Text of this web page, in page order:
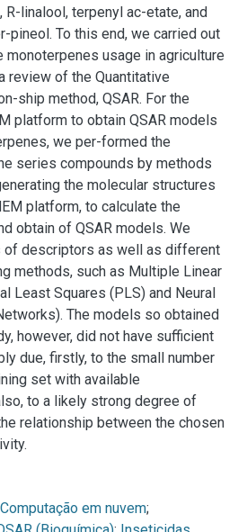
linalool, terpenyl ac-etate, and
pineol. To this end, we carried out
monoterpenes usage in agriculture
review of the Quantitative
ship method, QSAR. For the
platform to obtain QSAR models
we per-formed the
series compounds by methods
the molecular structures
platform, to calculate the
obtain of QSAR models. We
descriptors as well as different
methods, such as Multiple Linear
Least Squares (PLS) and Neural
The models so obtained
however, did not have sufficient
due, firstly, to the small number
set with available
to a likely strong degree of
relationship between the chosen
Computação em nuvem;